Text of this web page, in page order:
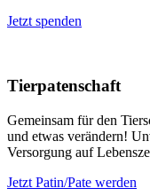
Jetzt spenden
Tierpatenschaft
Gemeinsam für den
und etwas verändern!
Versorgung auf
Jetzt Patin/Pate werden